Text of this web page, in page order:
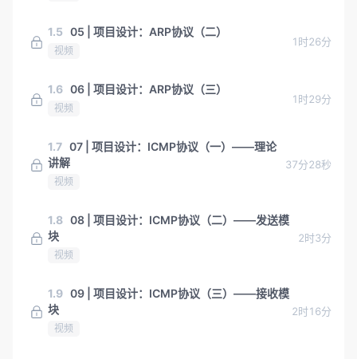
1.5 05 | 项目设计：ARP协议（二）
视频
1时26分
1.6 06 | 项目设计：ARP协议（三）
视频
1时29分
1.7 07 | 项目设计：ICMP协议（一）——理论
讲解
视频
37分28秒
1.8 08 | 项目设计：ICMP协议（二）——发送模
块
视频
2时3分
1.9 09 | 项目设计：ICMP协议（三）——接收模
块
视频
2时16分